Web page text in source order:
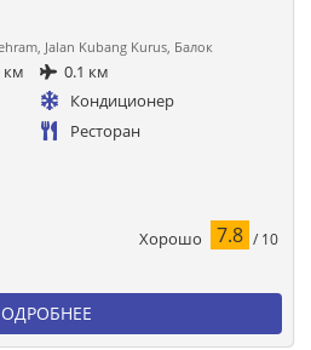
Jalan Kubang Kurus, Балок
км
0.1 км
Кондиционер
Ресторан
Хорошо 7.8 / 10